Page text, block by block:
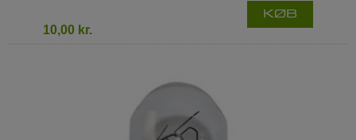
10,00 kr.
KØB